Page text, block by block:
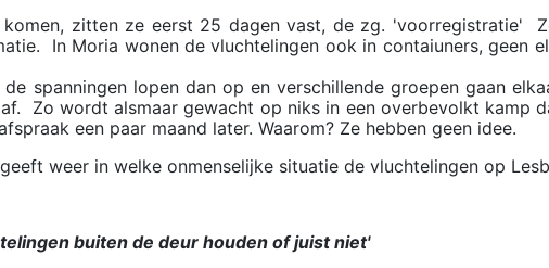
zitten ze eerst 25 dagen vast, de zg. 'voorregistratie'
In Moria wonen de vluchtelingen ook in contaiuners,
spanningen lopen dan op en verschillende groepen gaan
Zo wordt alsmaar gewacht op niks in een overbevolkt kamp
een paar maand later. Waarom? Ze hebben geen idee.
weer in welke onmenselijke situatie de vluchtelingen op
buiten de deur houden of juist niet'